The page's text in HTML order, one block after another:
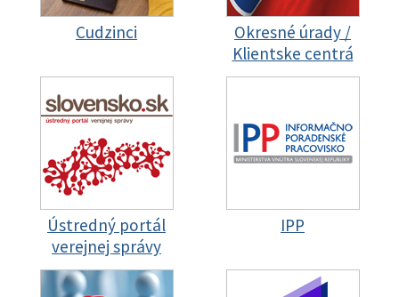
Cudzinci
Okresné úrady /
Klientske centrá
Ústredný portál
verejnej správy
IPP